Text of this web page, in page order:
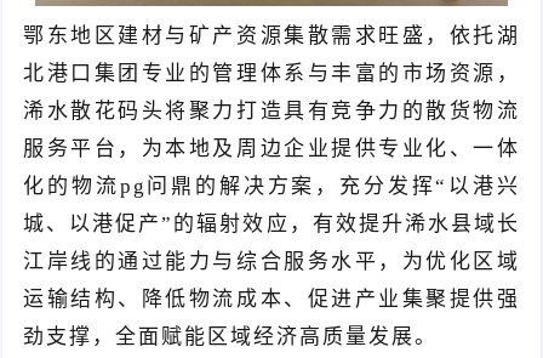
鄂东地区建材与矿产资源集散需求旺盛，依托湖
北港口集团专业 的 管理体系与丰富的 市场资源，
浠水散花码头将聚力 打造具有 竞争力的散货物流
服务平台， 为本地及周边企业提供专业化、一体
化的物流pg问鼎的解决方案 ， 充分发挥“以港兴
城、以港促产”的辐射效应，有效提升浠水县域长
江岸线的通过能力与综合服务水平，为优化区域
运输结构、降低物流成本、促进产业集聚提供强
劲支撑，全面赋能区域经济高质量发展。